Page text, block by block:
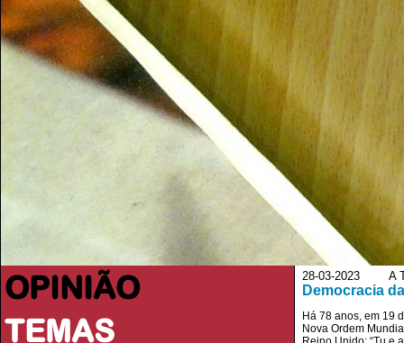
OPINIÃO
TEMAS
28-03-2023 A
Democracia
Há 78 anos, em 19
Nova Ordem